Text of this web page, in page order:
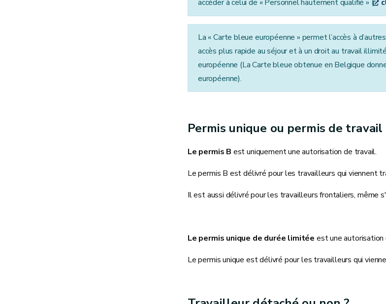
accéder à celui de « Personnel hautement qualifié » (
La « Carte bleue européenne » permet l’accès à
accès plus rapide au séjour et à un droit au travail
européenne (La Carte bleue obtenue en Belgique
européenne).
Permis unique ou permis de travail
Le permis B est uniquement une autorisation de travail.
Le permis B est délivré pour les travailleurs qui viennent
Il est aussi délivré pour les travailleurs frontaliers, même
Le permis unique de durée limitée est une
Le permis unique est délivré pour les travailleurs qui